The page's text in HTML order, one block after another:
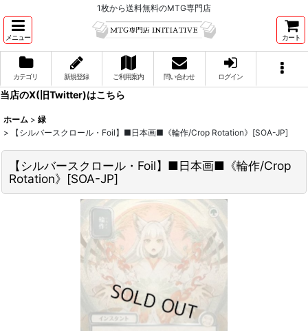
1枚から送料無料のMTG専門店
メニュー カート
カテゴリ 新規登録 ご利用案内 問い合わせ ログイン
当店のX(旧Twitter)はこちら
ホーム > 緑
>
【シルバースクロール・Foil】■日本画■《輪作/Crop Rotation》[SOA-JP]
【シルバースクロール・Foil】■日本画■《輪作/Crop
Rotation》[SOA-JP]